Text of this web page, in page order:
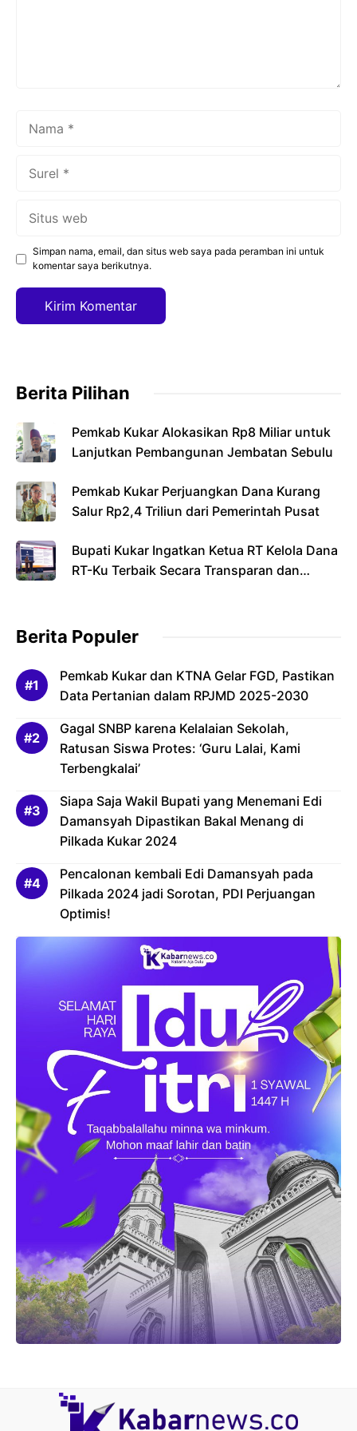
Simpan nama, email, dan situs web saya pada peramban ini untuk
komentar saya berikutnya.
Berita Pilihan
Pemkab Kukar Alokasikan Rp8 Miliar untuk
Lanjutkan Pembangunan Jembatan Sebulu
Pemkab Kukar Perjuangkan Dana Kurang
Salur Rp2,4 Triliun dari Pemerintah Pusat
Bupati Kukar Ingatkan Ketua RT Kelola Dana
RT-Ku Terbaik Secara Transparan dan
Berita Populer
Pemkab Kukar dan KTNA Gelar FGD, Pastikan
Data Pertanian dalam RPJMD 2025-2030
Gagal SNBP karena Kelalaian Sekolah,
Ratusan Siswa Protes: ‘Guru Lalai, Kami
Terbengkalai’
Siapa Saja Wakil Bupati yang Menemani Edi
Damansyah Dipastikan Bakal Menang di
Pilkada Kukar 2024
Pencalonan kembali Edi Damansyah pada
Pilkada 2024 jadi Sorotan, PDI Perjuangan
Optimis!